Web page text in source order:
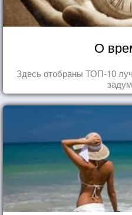
О
Здесь отобраны ТОП-10